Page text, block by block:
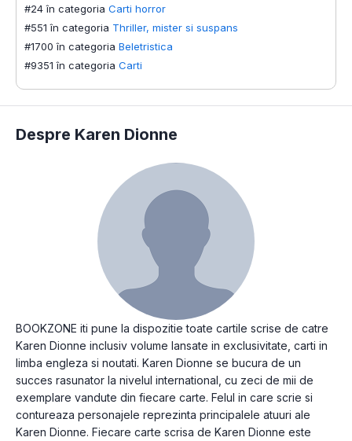
#24 în categoria Carti horror
#551 în categoria Thriller, mister si suspans
#1700 în categoria Beletristica
#9351 în categoria Carti
Despre Karen Dionne
BOOKZONE iti pune la dispozitie toate cartile scrise de catre
Karen Dionne inclusiv volume lansate in exclusivitate, carti in
limba engleza si noutati. Karen Dionne se bucura de un
succes rasunator la nivelul international, cu zeci de mii de
exemplare vandute din fiecare carte. Felul in care scrie si
contureaza personajele reprezinta principalele atuuri ale
Karen Dionne. Fiecare carte scrisa de Karen Dionne este